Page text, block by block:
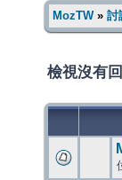
MozTW» 討
檢視沒有